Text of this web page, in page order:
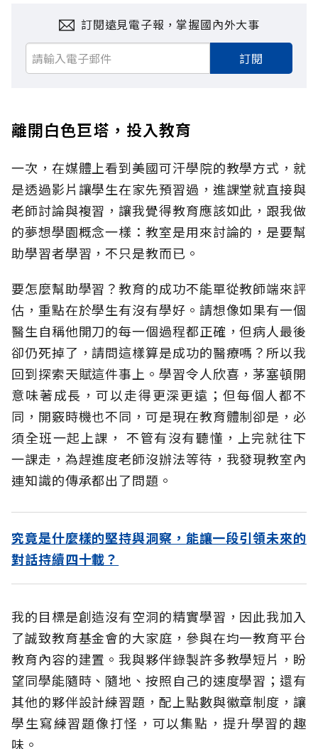
訂閱遠見電子報，掌握國內外大事
訂閱
離開白色巨塔，投入教育
一次，在媒體上看到美國可汗學院的教學方式，就
是透過影片讓學生在家先預習過，進課堂就直接與
老師討論與複習，讓我覺得教育應該如此，跟我做
的夢想學園概念一樣：教室是用來討論的，是要幫
助學習者學習，不只是教而已。
要怎麼幫助學習？教育的成功不能單從教師端來評
估，重點在於學生有沒有學好。請想像如果有一個
醫生自稱他開刀的每一個過程都正確，但病人最後
卻仍死掉了，請問這樣算是成功的醫療嗎？所以我
回到探索天賦這件事上。學習令人欣喜，茅塞頓開
意味著成長，可以走得更深更遠；但每個人都不
同，開竅時機也不同，可是現在教育體制卻是，必
須全班一起上課， 不管有沒有聽懂，上完就往下
一課走，為趕進度老師沒辦法等待，我發現教室內
連知識的傳承都出了問題。
究竟是什麼樣的堅持與洞察，能讓一段引領未來的
對話持續四十載？
我的目標是創造沒有空洞的精實學習，因此我加入
了誠致教育基金會的大家庭，參與在均一教育平台
教育內容的建置。我與夥伴錄製許多教學短片，盼
望同學能隨時、隨地、按照自己的速度學習；還有
其他的夥伴設計練習題，配上點數與徽章制度，讓
學生寫練習題像打怪，可以集點，提升學習的趣
味。